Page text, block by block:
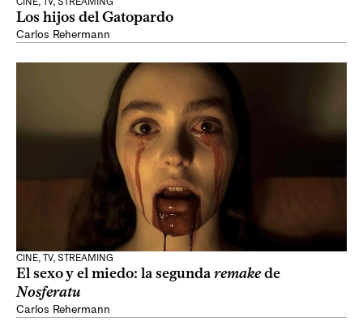
Los hijos del Gatopardo
Carlos Rehermann
CINE, TV, STREAMING
El sexo y el miedo: la segundaremakede
Nosferatu
Carlos Rehermann